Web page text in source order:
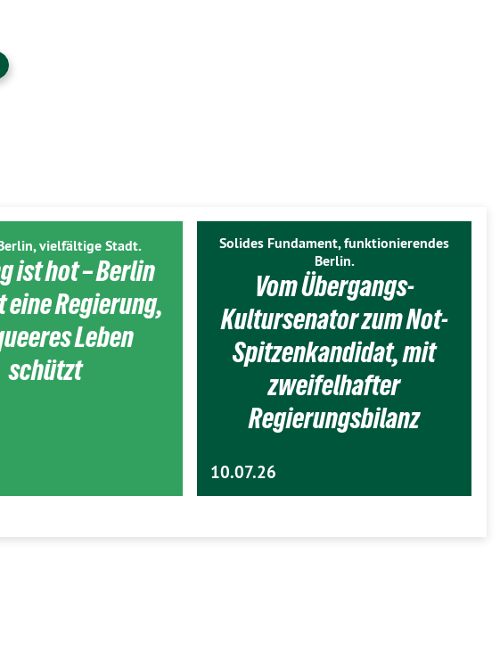
vielfältige Stadt.
ist hot – Berlin
Regierung,
Leben
schützt
Solides Fundament, funktionierendes
Berlin.
Vom Übergangs-
Kultursenator zum Not-
Spitzenkandidat, mit
zweifelhafter
Regierungsbilanz
10.07.26